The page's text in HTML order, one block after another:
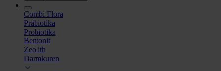
Combi Flora
Präbiotika
Probiotika
Bentonit
Zeolith
Darmkuren